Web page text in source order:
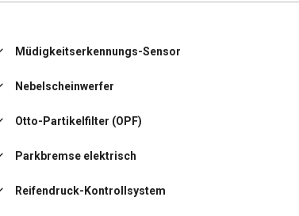
Müdigkeitserkennungs-Sensor
Nebelscheinwerfer
Otto-Partikelfilter (OPF)
Parkbremse elektrisch
Reifendruck-Kontrollsystem